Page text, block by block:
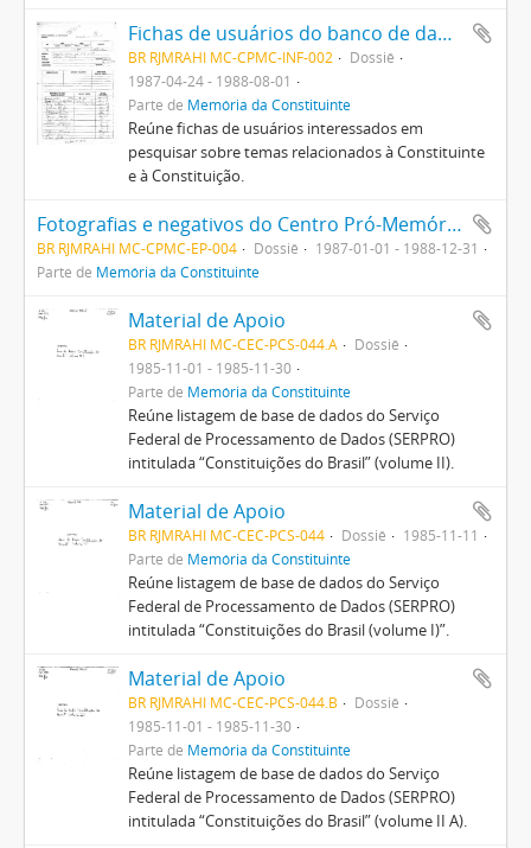
Fichas de usuários do banco de dados do PRODASEN (Centro de Informática e Processamento de Dados do Senado Federal) atendidos no CPMC
BR RJMRAHI MC-CPMC-INF-002
Dossiê
1987-04-24 - 1988-08-01
Parte de Memória da Constituinte
Reúne fichas de usuários interessados em
pesquisar sobre temas relacionados à Constituinte
e à Constituição.
Fotografias e negativos do Centro Pró-Memória da Constituinte na Avenida Rio Branco, no Rio de Janeiro
BR RJMRAHI MC-CPMC-EP-004 Dossiê
1987-01-01 - 1988-12-31
Parte de Memória da Constituinte
Material de Apoio
BR RJMRAHI MC-CEC-PCS-044.A
Dossiê
1985-11-01 - 1985-11-30
Parte de Memória da Constituinte
Reúne listagem de base de dados do Serviço
Federal de Processamento de Dados (SERPRO)
intitulada “Constituições do Brasil” (volume II).
Material de Apoio
BR RJMRAHI MC-CEC-PCS-044 Dossiê
1985-11-11
Parte de Memória da Constituinte
Reúne listagem de base de dados do Serviço
Federal de Processamento de Dados (SERPRO)
intitulada “Constituições do Brasil (volume I)”.
Material de Apoio
BR RJMRAHI MC-CEC-PCS-044.B
Dossiê
1985-11-01 - 1985-11-30
Parte de Memória da Constituinte
Reúne listagem de base de dados do Serviço
Federal de Processamento de Dados (SERPRO)
intitulada “Constituições do Brasil” (volume II A).